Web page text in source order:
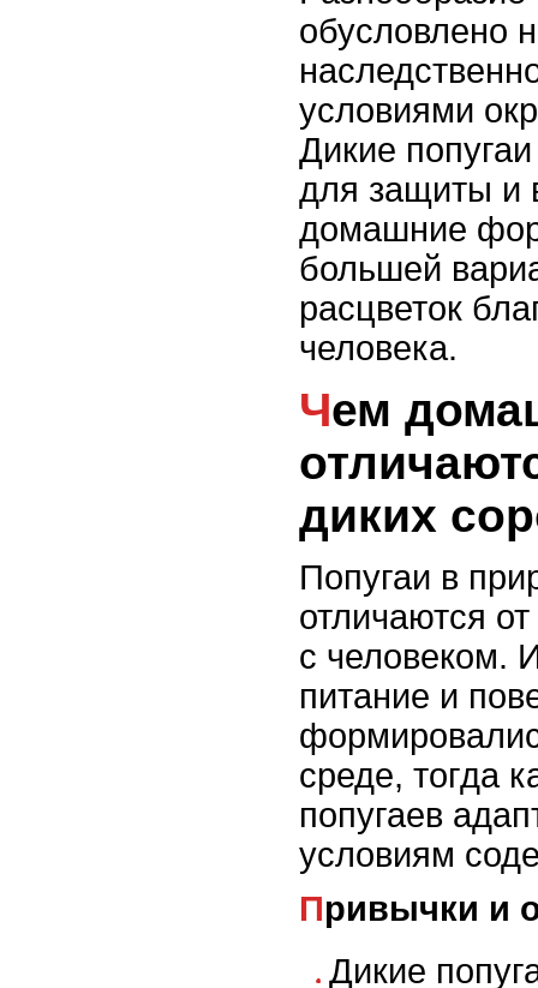
обусловлено
условиями
Дикие
для защиты и
домашние
большей
расцветок
человека.
Чем домашние попугаи
диких
Попугаи в
отличаются
с человеком.
питание и
среде, тогда
попугаев
условиям
Привычки и
Дикие